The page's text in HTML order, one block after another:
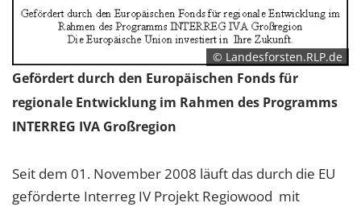
© Landesforsten.RLP.de
Gefördert durch den Europäischen Fonds für
regionale Entwicklung im Rahmen des Programms
INTERREG IVA Großregion
Seit dem 01. November 2008 läuft das durch die EU
geförderte Interreg IV Projekt Regiowood mit